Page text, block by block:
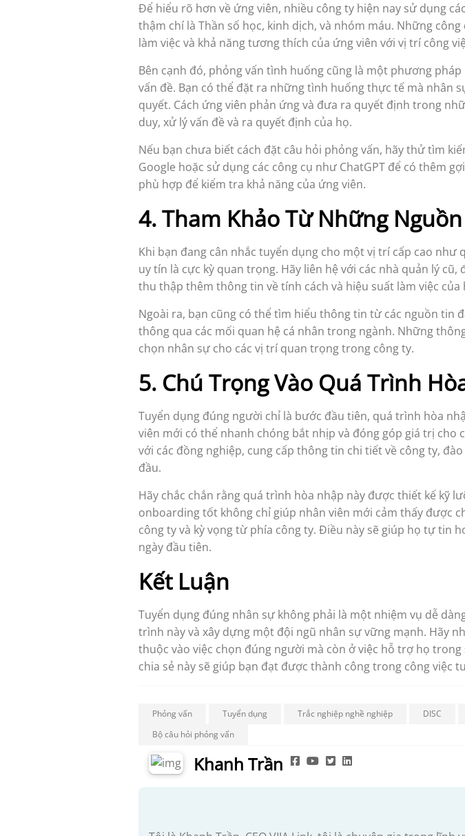
Để hiểu rõ hơn về ứng viên, nhiều công ty hiện nay sử dụng
thậm chí là Thần số học, kinh dịch, và nhóm máu. Những
làm việc và khả năng tương thích của ứng viên với vị trí công
Bên cạnh đó, phỏng vấn tình huống cũng là một phương
vấn đề. Bạn có thể đặt ra những tình huống thực tế mà nhân
quyết. Cách ứng viên phản ứng và đưa ra quyết định trong
duy, xử lý vấn đề và ra quyết định của họ.
Nếu bạn chưa biết cách đặt câu hỏi phỏng vấn, hãy thử tìm
Google hoặc sử dụng các công cụ như ChatGPT để có thêm
phù hợp để kiểm tra khả năng của ứng viên.
4. Tham Khảo Từ Những
Khi bạn đang cân nhắc tuyển dụng cho một vị trí cấp cao
uy tín là cực kỳ quan trọng. Hãy liên hệ với các nhà quản lý
thu thập thêm thông tin về tính cách và hiệu suất làm việc của
Ngoài ra, bạn cũng có thể tìm hiểu thông tin từ các nguồn tin
thông qua các mối quan hệ cá nhân trong ngành. Những
chọn nhân sự cho các vị trí quan trọng trong công ty.
5. Chú Trọng Vào Quá Trình
Tuyển dụng đúng người chỉ là bước đầu tiên, quá trình hòa
viên mới có thể nhanh chóng bắt nhịp và đóng góp giá trị
với các đồng nghiệp, cung cấp thông tin chi tiết về công ty,
đầu.
Hãy chắc chắn rằng quá trình hòa nhập này được thiết kế kỹ
onboarding tốt không chỉ giúp nhân viên mới cảm thấy được
công ty và kỳ vọng từ phía công ty. Điều này sẽ giúp họ tự tin
ngày đầu tiên.
Kết Luận
Tuyển dụng đúng nhân sự không phải là một nhiệm vụ dễ
trình này và xây dựng một đội ngũ nhân sự vững mạnh. Hãy
thuộc vào việc chọn đúng người mà còn ở việc hỗ trợ họ
chia sẻ này sẽ giúp bạn đạt được thành công trong công việc
Phỏng vấn Tuyển dụng Trắc nghiệp nghề nghiệp DISC
Bộ câu hỏi phỏng vấn
Khanh Trần